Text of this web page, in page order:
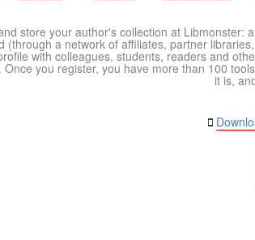
store your author's collection at Libmonster:
(through a network of affiliates, partner
with colleagues, students, readers and
Once you register, you have more than 100
it is,